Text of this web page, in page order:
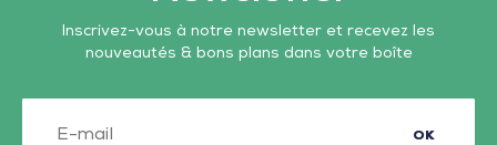
Inscrivez-vous à notre newsletter et recevez les
nouveautés & bons plans dans votre boîte
OK